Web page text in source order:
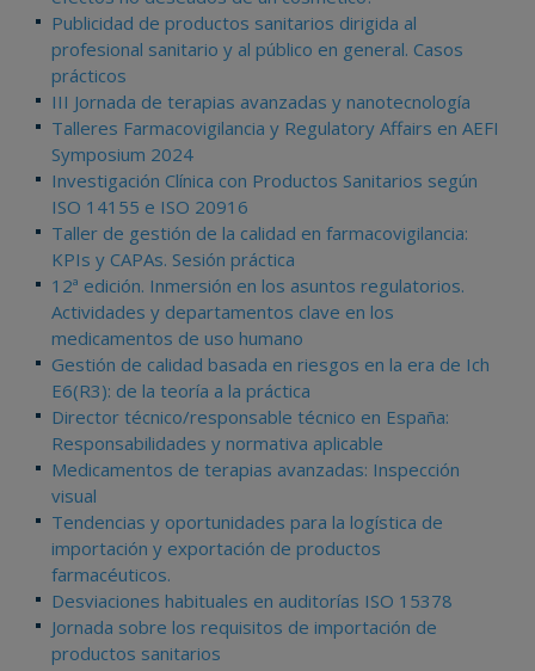
Publicidad de productos sanitarios dirigida al
profesional sanitario y al público en general. Casos
prácticos
III Jornada de terapias avanzadas y nanotecnología
Talleres Farmacovigilancia y Regulatory Affairs en AEFI
Symposium 2024
Investigación Clínica con Productos Sanitarios según
ISO 14155 e ISO 20916
Taller de gestión de la calidad en farmacovigilancia:
KPIs y CAPAs. Sesión práctica
12ª edición. Inmersión en los asuntos regulatorios.
Actividades y departamentos clave en los
medicamentos de uso humano
Gestión de calidad basada en riesgos en la era de Ich
E6(R3): de la teoría a la práctica
Director técnico/responsable técnico en España:
Responsabilidades y normativa aplicable
Medicamentos de terapias avanzadas: Inspección
visual
Tendencias y oportunidades para la logística de
importación y exportación de productos
farmacéuticos.
Desviaciones habituales en auditorías ISO 15378
Jornada sobre los requisitos de importación de
productos sanitarios